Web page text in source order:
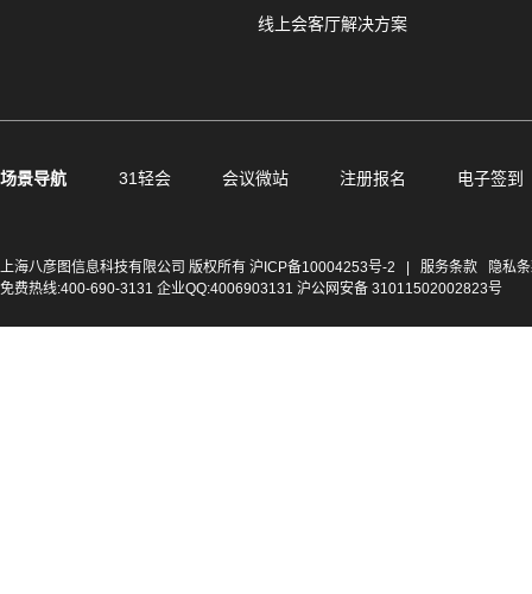
线上会客厅解决方案
场景导航 31轻会 会议微站 注册报名 电子签到
上海八彦图信息科技有限公司 版权所有 沪ICP备10004253号-2 服务条款
隐私
免费热线:400-690-3131 企业QQ:4006903131 沪公网安备 31011502002823号